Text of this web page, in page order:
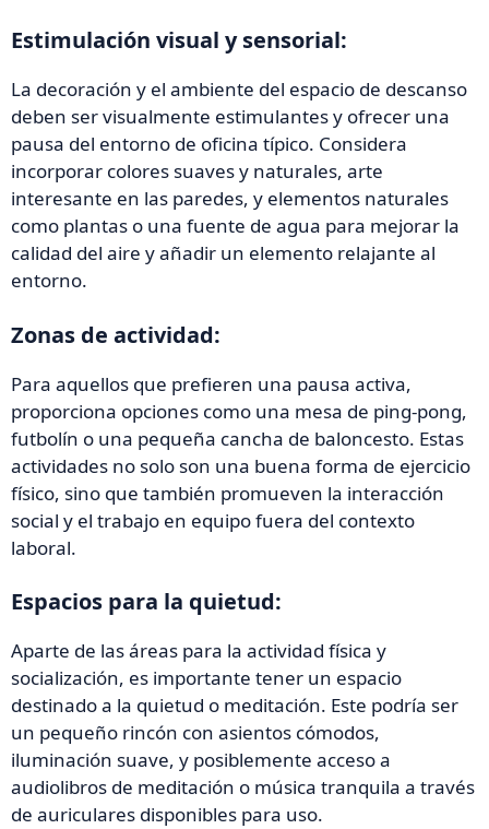
Estimulación visual y sensorial:
La decoración y el ambiente del espacio de descanso
deben ser visualmente estimulantes y ofrecer una
pausa del entorno de oficina típico. Considera
incorporar colores suaves y naturales, arte
interesante en las paredes, y elementos naturales
como plantas o una fuente de agua para mejorar la
calidad del aire y añadir un elemento relajante al
entorno.
Zonas de actividad:
Para aquellos que prefieren una pausa activa,
proporciona opciones como una mesa de ping-pong,
futbolín o una pequeña cancha de baloncesto. Estas
actividades no solo son una buena forma de ejercicio
físico, sino que también promueven la interacción
social y el trabajo en equipo fuera del contexto
laboral.
Espacios para la quietud:
Aparte de las áreas para la actividad física y
socialización, es importante tener un espacio
destinado a la quietud o meditación. Este podría ser
un pequeño rincón con asientos cómodos,
iluminación suave, y posiblemente acceso a
audiolibros de meditación o música tranquila a través
de auriculares disponibles para uso.